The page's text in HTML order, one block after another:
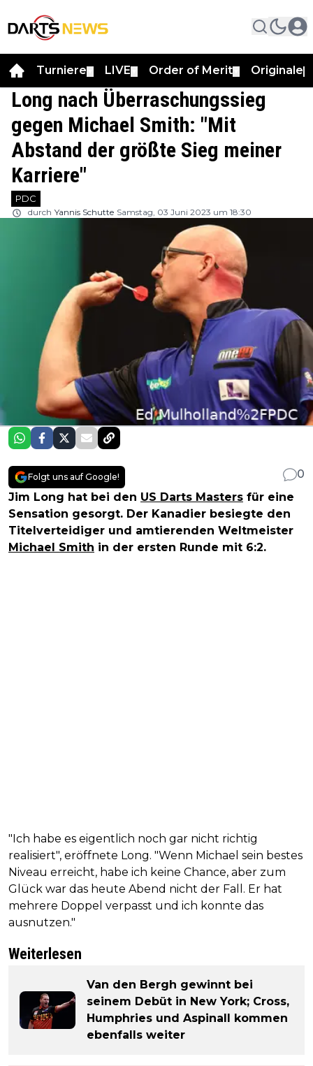
Turniere LIVE Order of Merit Originale
Long nach Überraschungssieg
gegen Michael Smith: "Mit
Abstand der größte Sieg meiner
Karriere"
PDC
durch Yannis Schutte Samstag, 03 Juni 2023 um 18:30
Folgt uns auf Google!
0
Jim Long hat bei den US Darts Masters für eine
Sensation gesorgt. Der Kanadier besiegte den
Titelverteidiger und amtierenden Weltmeister
Michael Smith in der ersten Runde mit 6:2.
"Ich habe es eigentlich noch gar nicht richtig
realisiert", eröffnete Long. "Wenn Michael sein bestes
Niveau erreicht, habe ich keine Chance, aber zum
Glück war das heute Abend nicht der Fall. Er hat
mehrere Doppel verpasst und ich konnte das
ausnutzen."
Weiterlesen
Van den Bergh gewinnt bei
seinem Debüt in New York; Cross,
Humphries und Aspinall kommen
ebenfalls weiter